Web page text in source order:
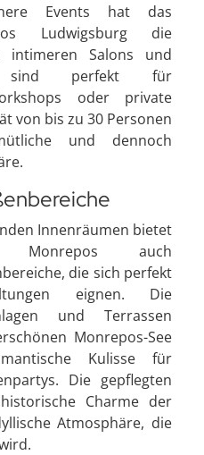
Events hat das
Ludwigsburg die
intimeren Salons und
sind perfekt für
oder private
von bis zu 30 Personen
und dennoch
Innenräumen bietet
Monrepos auch
die sich perfekt
eignen. Die
und Terrassen
Monrepos-See
Kulisse für
Die gepflegten
Charme der
Atmosphäre, die